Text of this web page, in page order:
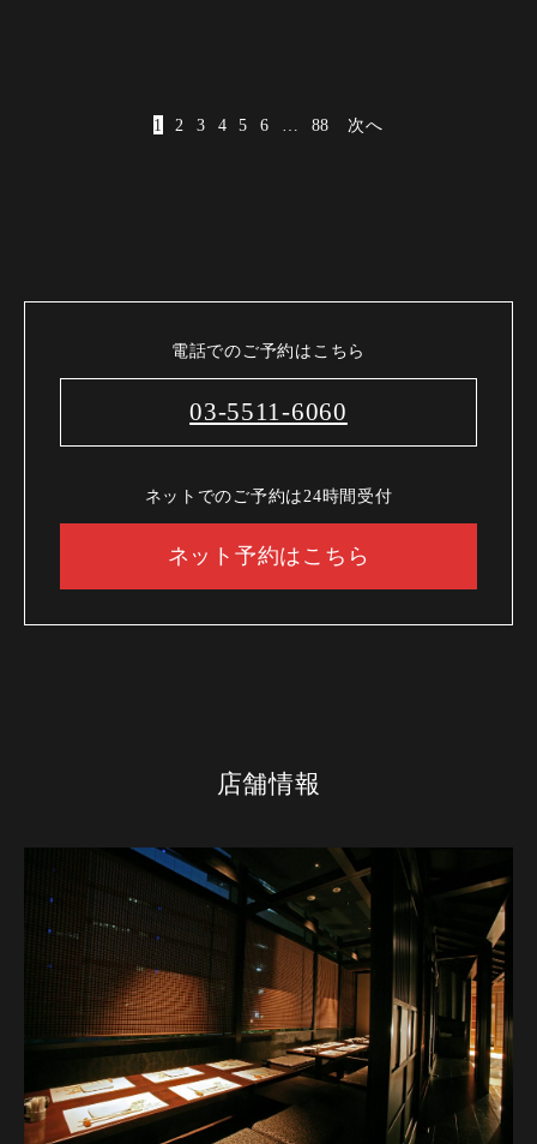
1 2 3 4 5 6 … 88 次へ
電話でのご予約はこちら
03-5511-6060
ネットでのご予約は24時間受付
ネット予約はこちら
店舗情報